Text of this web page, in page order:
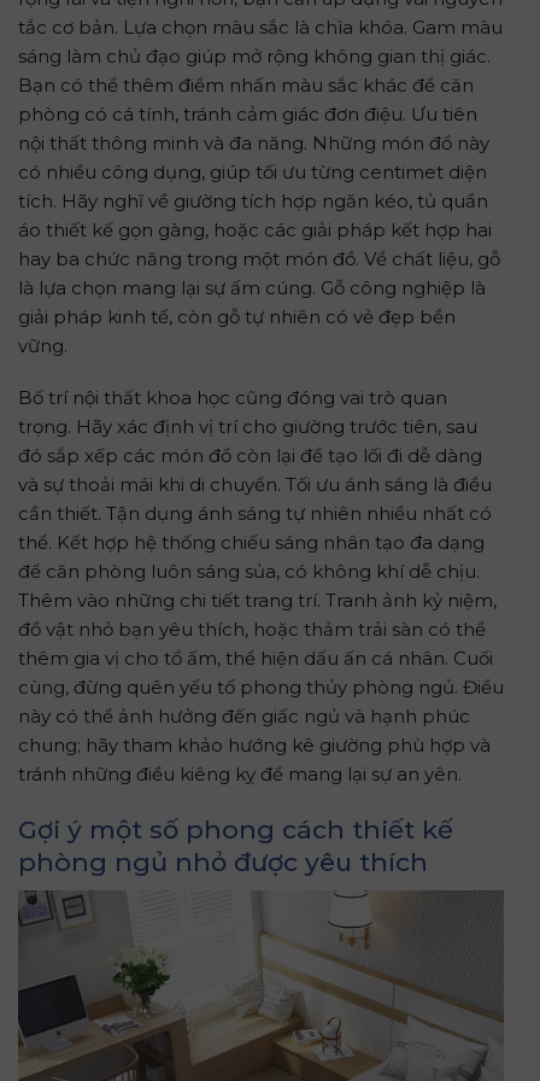
nội thất thông minh và đa năng. Những món đồ này
có nhiều công dụng, giúp tối ưu từng centimet diện
tích. Hãy nghĩ về giường tích hợp ngăn kéo, tủ quần
áo thiết kế gọn gàng, hoặc các giải pháp kết hợp hai
hay ba chức năng trong một món đồ. Về chất liệu, gỗ
là lựa chọn mang lại sự ấm cúng. Gỗ công nghiệp là
giải pháp kinh tế, còn gỗ tự nhiên có vẻ đẹp bền
vững.
Bố trí nội thất khoa học cũng đóng vai trò quan
trọng. Hãy xác định vị trí cho giường trước tiên, sau
đó sắp xếp các món đồ còn lại để tạo lối đi dễ dàng
và sự thoải mái khi di chuyển. Tối ưu ánh sáng là điều
cần thiết. Tận dụng ánh sáng tự nhiên nhiều nhất có
thể. Kết hợp hệ thống chiếu sáng nhân tạo đa dạng
để căn phòng luôn sáng sủa, có không khí dễ chịu.
Thêm vào những chi tiết trang trí. Tranh ảnh kỷ niệm,
đồ vật nhỏ bạn yêu thích, hoặc thảm trải sàn có thể
thêm gia vị cho tổ ấm, thể hiện dấu ấn cá nhân. Cuối
cùng, đừng quên yếu tố phong thủy phòng ngủ. Điều
này có thể ảnh hưởng đến giấc ngủ và hạnh phúc
chung; hãy tham khảo hướng kê giường phù hợp và
tránh những điều kiêng kỵ để mang lại sự an yên.
Gợi ý một số phong cách thiết kế
phòng ngủ nhỏ được yêu thích